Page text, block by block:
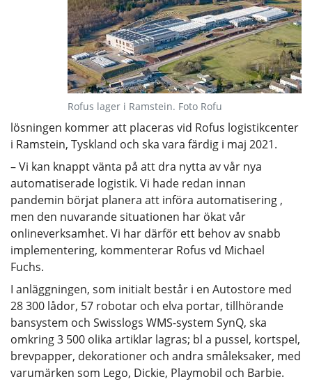
Rofus lager i Ramstein. Foto Rofu
lösningen kommer att placeras vid Rofus logistikcenter
i Ramstein, Tyskland och ska vara färdig i maj 2021.
– Vi kan knappt vänta på att dra nytta av vår nya
automatiserade logistik. Vi hade redan innan
pandemin börjat planera att införa automatisering ,
men den nuvarande situationen har ökat vår
onlineverksamhet. Vi har därför ett behov av snabb
implementering, kommenterar Rofus vd Michael
Fuchs.
I anläggningen, som initialt består i en Autostore med
28 300 lådor, 57 robotar och elva portar, tillhörande
bansystem och Swisslogs WMS-system SynQ, ska
omkring 3 500 olika artiklar lagras; bl a pussel, kortspel,
brevpapper, dekorationer och andra småleksaker, med
varumärken som Lego, Dickie, Playmobil och Barbie.